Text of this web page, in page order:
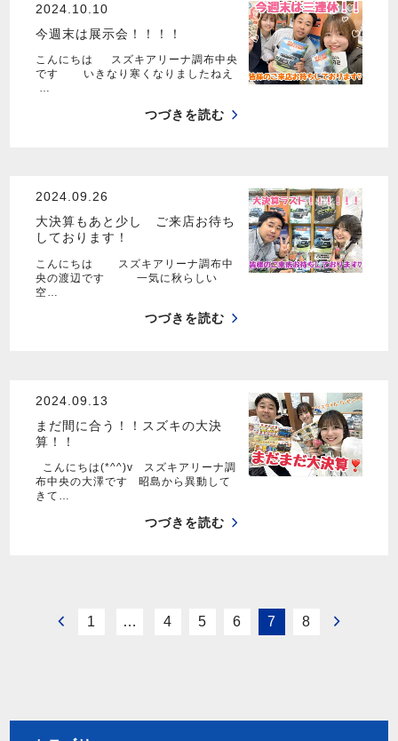
2024.10.10
今週末は展示会！！！！
こんにちは スズキアリーナ調布中央
です いきなり寒くなりましたねえ
…
つづきを読む
2024.09.26
大決算もあと少し ご来店お待ち
しております！
こんにちは スズキアリーナ調布中
央の渡辺です 一気に秋らしい
空…
つづきを読む
2024.09.13
まだ間に合う！！スズキの大決
算！！
こんにちは(*^^)v スズキアリーナ調
布中央の大澤です 昭島から異動して
きて…
つづきを読む
1 … 4 5 6 7 8